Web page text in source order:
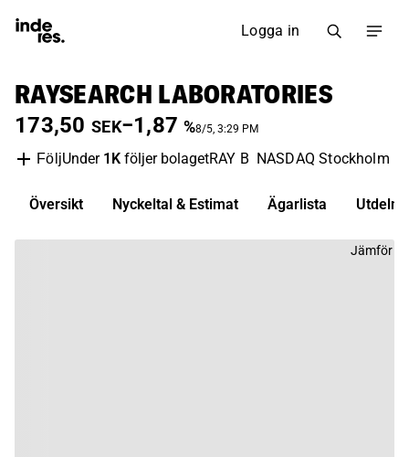
Logga in
RAYSEARCH LABORATORIES
173,50 SEK−1,87 %8/5, 3:29 PM
FöljUnder 1K följer bolagetRAY B NASDAQ Stockholm
Översikt Nyckeltal & Estimat Ägarlista
Jämför